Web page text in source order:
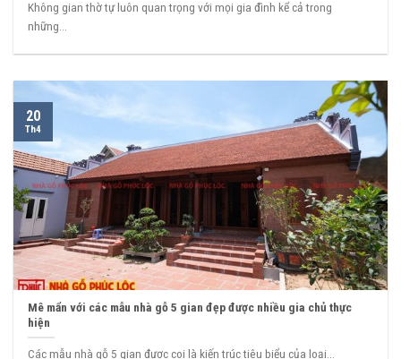
Không gian thờ tự luôn quan trọng với mọi gia đình kể cả trong
những...
Mê mẩn với các mẫu nhà gỗ 5 gian đẹp được nhiều gia chủ thực
hiện
Các mẫu nhà gỗ 5 gian được coi là kiến trúc tiêu biểu của loại...
20
Th4